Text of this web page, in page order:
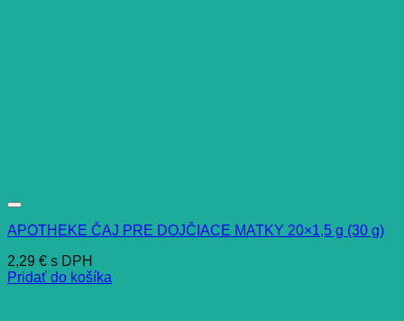
APOTHEKE ČAJ PRE DOJČIACE MATKY 20×1,5 g (30 g)
2,29 € s DPH
Pridať do košíka